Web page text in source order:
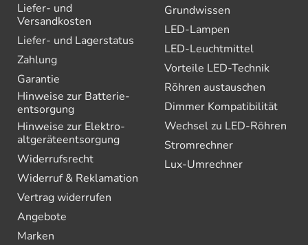
Liefer- und
Versandkosten
Liefer- und Lagerstatus
Zahlung
Garantie
Hinweise zur Batterie­
entsorgung
Hinweise zur Elektro­
altgeräte­entsorgung
Widerrufsrecht
Widerruf & Reklamation
Vertrag widerrufen
Angebote
Marken
Grundwissen
LED-Lampen
LED-Leuchtmittel
Vorteile LED-Technik
Röhren austauschen
Dimmer Kompatibilität
Wechsel zu LED-Röhren
Stromrechner
Lux-Umrechner